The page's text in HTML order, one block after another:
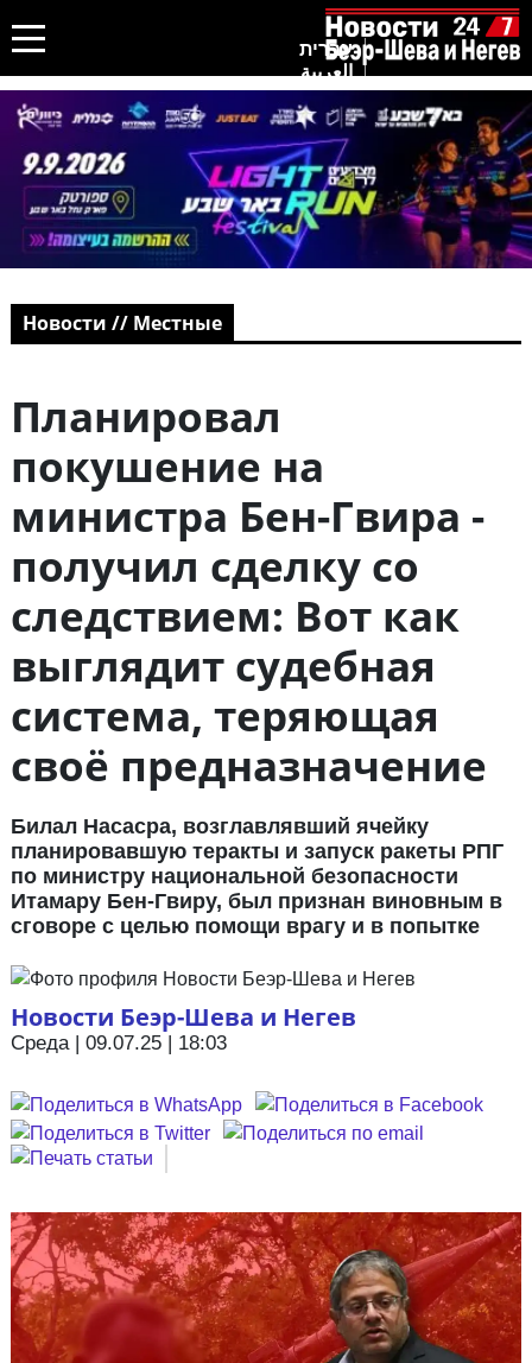
עברית
العربية
Новости // Местные
Планировал
покушение на
министра Бен-Гвира -
получил сделку со
следствием: Вот как
выглядит судебная
система, теряющая
своё предназначение
Билал Насасра, возглавлявший ячейку
планировавшую теракты и запуск ракеты РПГ
по министру национальной безопасности
Итамару Бен-Гвиру, был признан виновным в
сговоре с целью помощи врагу и в попытке
Новости Беэр-Шева и Негев
Среда | 09.07.25 | 18:03